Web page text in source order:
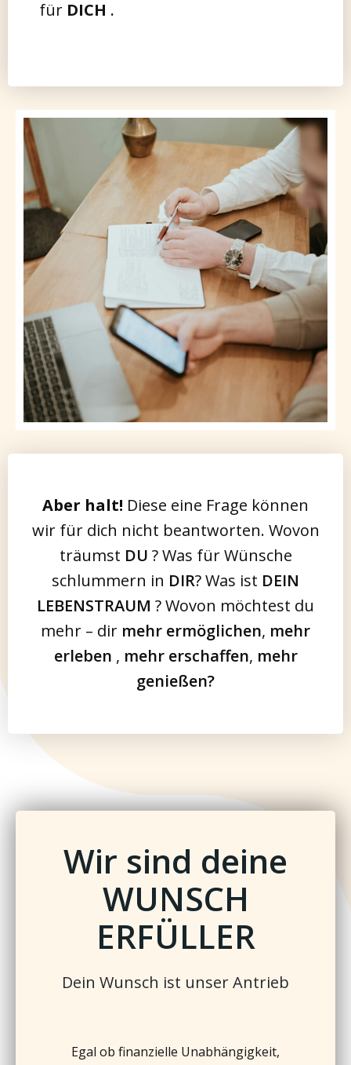
für DICH .
Aber halt! Diese eine Frage können
wir für dich nicht beantworten. Wovon
träumst DU ? Was für Wünsche
schlummern in DIR? Was ist DEIN
LEBENSTRAUM ? Wovon möchtest du
mehr – dir mehr ermöglichen, mehr
erleben , mehr erschaffen, mehr
genießen?
Wir sind deine
WUNSCH
ERFÜLLER
Dein Wunsch ist unser Antrieb
Egal ob finanzielle Unabhängigkeit,